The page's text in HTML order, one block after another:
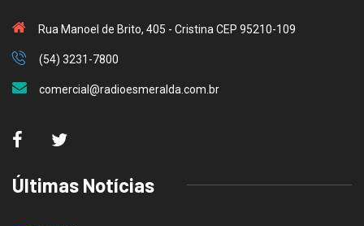
Rua Manoel de Brito, 405 - Cristina CEP 95210-109
(54) 3231-7800
comercial@radioesmeralda.com.br
Últimas Notícias